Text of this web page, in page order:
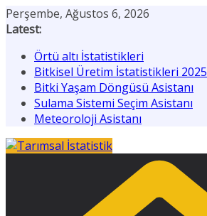
Skip
to
Perşembe, Ağustos 6, 2026
Latest:
Örtü altı İstatistikleri
Bitkisel Üretim İstatistikleri 2025
Bitki Yaşam Döngüsü Asistanı
Sulama Sistemi Seçim Asistanı
Meteoroloji Asistanı